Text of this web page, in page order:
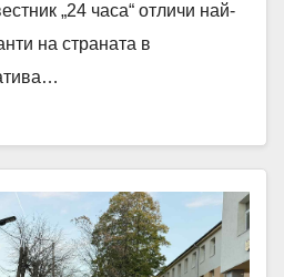
„24 часа“ отличи най-
на страната в